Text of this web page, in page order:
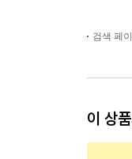
검색 페
이 상